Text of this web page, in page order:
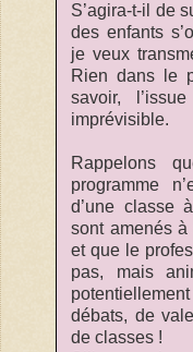
S’agira-t-il de
des enfants
je veux
Rien dans le
savoir,
imprévisible.
Rappelons
programme
d’une classe
sont amenés
et que le
pas, mais
débats, de
de classes !